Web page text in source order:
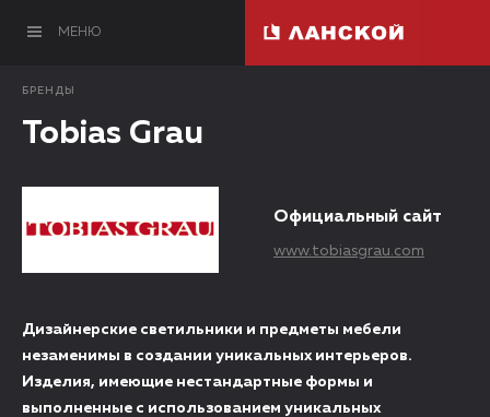
МЕНЮ
БРЕНДЫ
Tobias Grau
Официальный сайт
www.tobiasgrau.com
Дизайнерские светильники и предметы мебели
незаменимы в создании уникальных интерьеров.
Изделия, имеющие нестандартные формы и
выполненные с использованием уникальных